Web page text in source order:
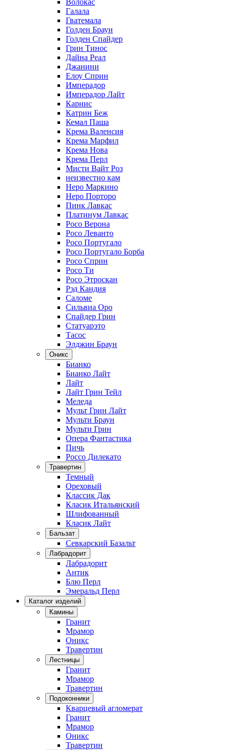
Волокас
Галала
Гватемала
Голден Браун
Голден Спайдер
Грин Тинос
Дайна Реал
Джанини
Елоу Сприн
Имперадор
Имперадор Лайт
Карнис
Катрин Беж
Кемал Паша
Крема Валенсия
Крема Марфил
Крема Нова
Крема Перл
Мисти Вайт Роз
неизвестно кам
Неро Маркино
Неро Порторо
Пинк Лавкаc
Платинум Лавкас
Росо Верона
Росо Леванто
Росо Португало
Росо Португало Борба
Росо Сприн
Росо Ти
Росо Этроскан
Рэд Кандия
Саломе
Сильвиа Оро
Спайдер Грин
Статуарэто
Тасос
Элджин Браун
Оникс
Бианко
Бианко Лайт
Лайт
Лайт Грин Тейл
Меледа
Мульт Грин Лайт
Мульти Браун
Мульти Грин
Опера Фантастика
Пичь
Россо Дилекато
Травертин
Темный
Ореховый
Классик Дак
Класик Итальянский
Шлифованный
Класик Лайт
Бальзат
Севкарский Базальт
Лабрадорит
Лабрадорит
Антик
Блю Перл
Эмеральд Перл
Каталог изделий
Камины
Гранит
Мрамор
Оникс
Травертин
Лестницы
Гранит
Мрамор
Травертин
Подоконники
Кварцевый агломерат
Гранит
Мрамор
Оникс
Травертин